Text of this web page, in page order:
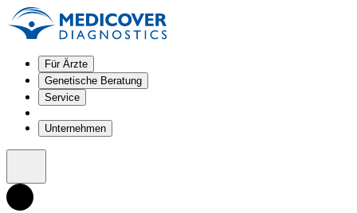
Für Ärzte
Genetische Beratung
Service
Unternehmen